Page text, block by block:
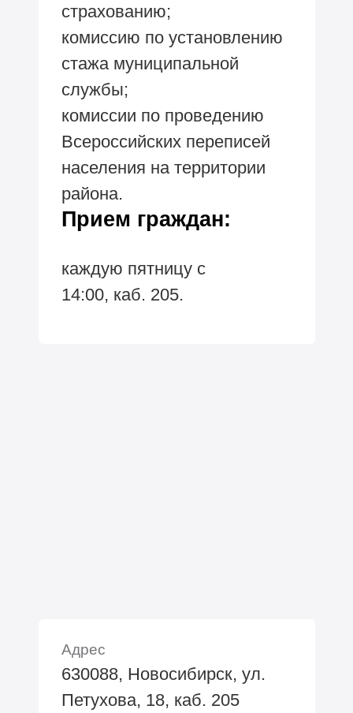
страхованию;
комиссию по установлению
стажа муниципальной
службы;
комиссии по проведению
Всероссийских переписей
населения на территории
района.
Прием граждан:
каждую пятницу с
14:00, каб. 205.
Адрес
630088, Новосибирск, ул.
Петухова, 18, каб. 205